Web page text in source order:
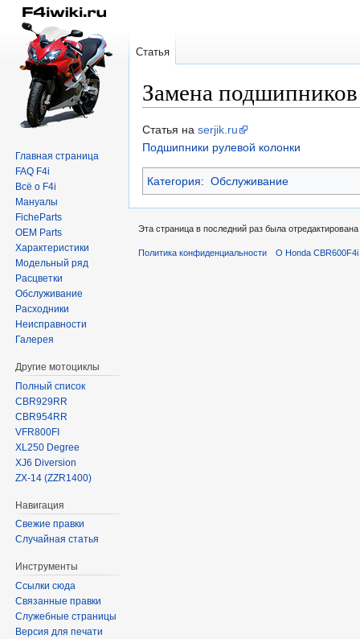
Замена
Перейти
к
навигации
Перейти
к
поиску
Статья на serjik.ru
Подшипники рулевой колонки
Категория: Обслуживание
Статья
Главная страница
FAQ F4i
Всё о F4i
Мануалы
FicheParts
OEM Parts
Характеристики
Модельный ряд
Расцветки
Обслуживание
Расходники
Неисправности
Галерея
Другие мотоциклы
Полный список
CBR929RR
CBR954RR
VFR800FI
XL250 Degree
XJ6 Diversion
ZX-14 (ZZR1400)
Навигация
Свежие правки
Случайная статья
Инструменты
Ссылки сюда
Связанные правки
Служебные страницы
Версия для печати
Эта страница в последний раз была
Политика конфиденциальности О Honda CBR600F4i